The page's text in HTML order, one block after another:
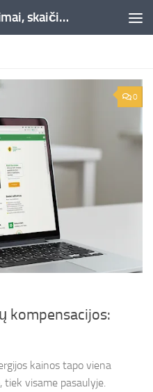
Mokesčiai, mokesčių patarimai, skaičiuoklės, straipsniai -Liepaja.lt
0
kompensacijos:
kainos tapo viena
visame pasaulyje.